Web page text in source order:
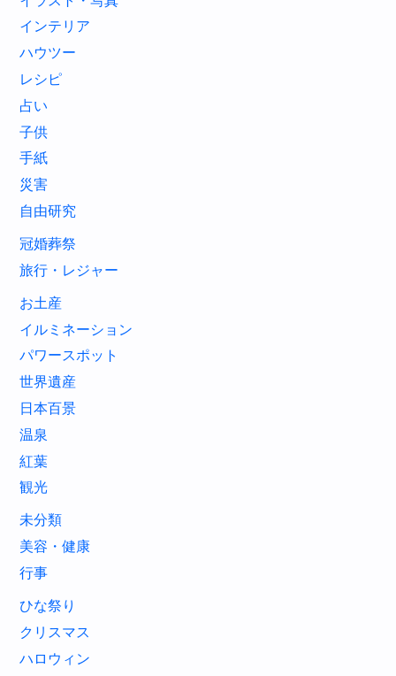
インテリア
ハウツー
レシピ
占い
子供
手紙
災害
自由研究
冠婚葬祭
旅行・レジャー
お土産
イルミネーション
パワースポット
世界遺産
日本百景
温泉
紅葉
観光
未分類
美容・健康
行事
ひな祭り
クリスマス
ハロウィン